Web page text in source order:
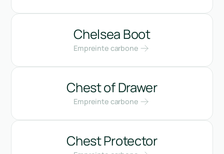
Chelsea Boot
Empreinte carbone
Chest of Drawer
Empreinte carbone
Chest Protector